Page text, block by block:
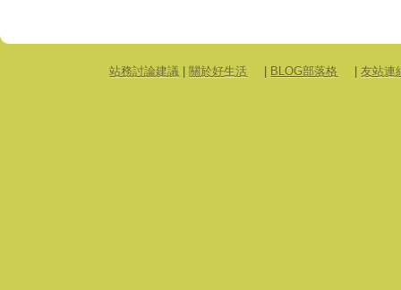
站務討論建議 關於好生活 BLOG部落格 |友站連